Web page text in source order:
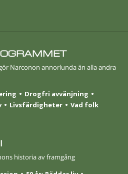
Narconon annorlunda än alla andra
Drogfri avvänjning
Livsfärdigheter
Vad folk
historia av framgång